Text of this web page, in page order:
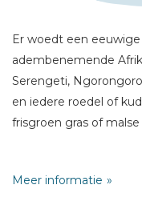
Er woedt een
adembenemende
Serengeti,
en iedere roedel of
frisgroen gras of
meer kapers op de
Meer informatie